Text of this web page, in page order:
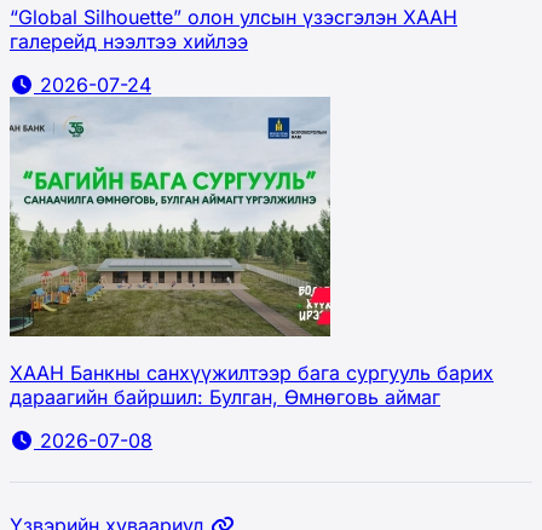
“Global Silhouette” олон улсын үзэсгэлэн ХААН
галерейд нээлтээ хийлээ
2026-07-24
ХААН Банкны санхүүжилтээр бага сургууль барих
дараагийн байршил: Булган, Өмнөговь аймаг
2026-07-08
Үзвэрийн хуваариуд